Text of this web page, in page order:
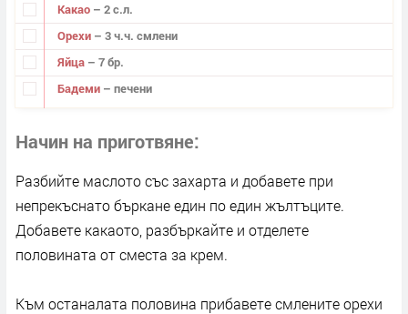
Какао – 2 с.л.
Орехи – 3 ч.ч. смлени
Яйца – 7 бр.
Бадеми – печени
Начин на приготвяне
Разбийте маслото със захарта и добавете при
непрекъснато бъркане един по един жълтъците.
Добавете какаото, разбъркайте и отделете
половината от сместа за крем.
Към останалата половина прибавете смлените орехи